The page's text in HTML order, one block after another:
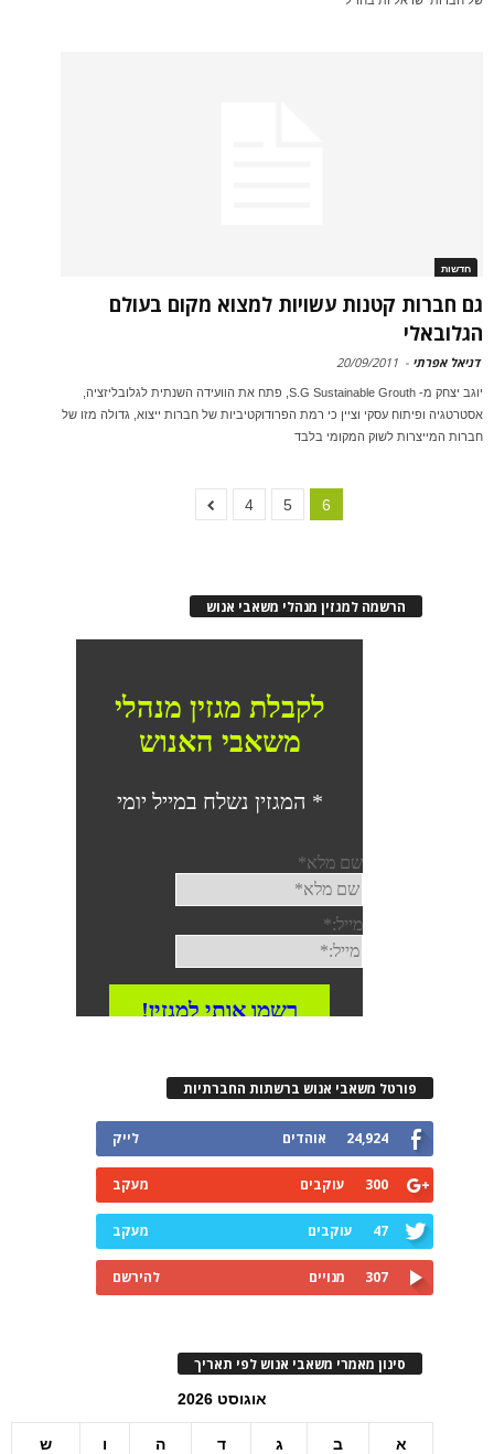
חדשות
גם חברות קטנות עשויות למצוא מקום בעולם
הגלובאלי
דניאל אפרתי -
20/09/2011
יוגב יצחק מ- S.G Sustainable Grouth, פתח את הוועידה השנתית לגלובליזציה,
אסטרטגיה ופיתוח עסקי וציין כי רמת הפרודוקטיביות של חברות ייצוא, גדולה מזו של
חברות המייצרות לשוק המקומי בלבד
4 5 6
הרשמה למגזין מנהלי משאבי אנוש
פורטל משאבי אנוש ברשתות החברתיות
24,924 אוהדים לייק
300 עוקבים מעקב
47 עוקבים מעקב
307 מנויים להירשם
סינון מאמרי משאבי אנוש לפי תאריך
אוגוסט 2026
א ב ג ד ה ו ש